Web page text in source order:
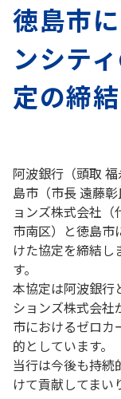
徳島市
ンシテ
定の締
阿波銀行（頭取
島市（市長 遠藤
ョンズ株式会社
市南区）と徳島市
けた協定を締結し
す。
本協定は阿波銀行
ションズ株式会
市におけるゼロカ
的としています。
当行は今後も持続
けて貢献してまい